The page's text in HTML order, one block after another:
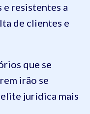
resistentes a
de clientes e
que se
irão se
jurídica mais